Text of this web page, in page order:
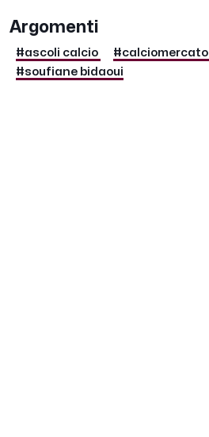
Argomenti
#ascoli calcio #calciomercato
#soufiane bidaoui